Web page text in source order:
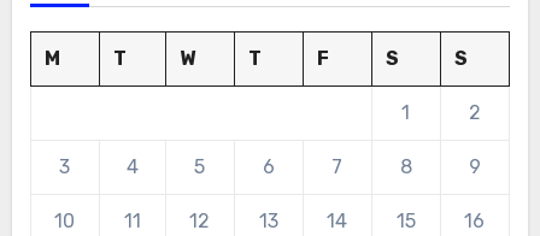
M T W T F S S
1 2
3 4 5 6 7 8 9
10 11 12 13 14 15 16